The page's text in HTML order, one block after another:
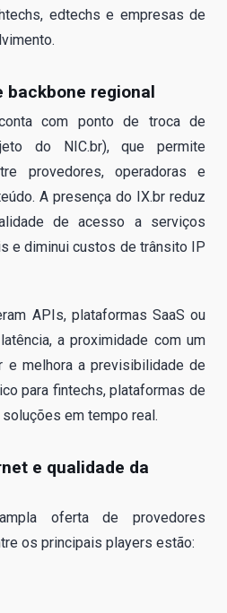
edtechs e empresas de
backbone regional
com ponto de troca de
do NIC.br), que permite
provedores, operadoras e
A presença do IX.br reduz
de acesso a serviços
e diminui custos de trânsito IP
APIs, plataformas SaaS ou
a proximidade com um
e melhora a previsibilidade de
para fintechs, plataformas de
em tempo real.
e qualidade da
oferta de provedores
os principais players estão: